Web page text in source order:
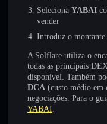
Seleciona YABAI
vender
Introduz o
A Solflare utiliza o
todas as principais
disponível. Também
DCA (custo médio em
negociações. Para o
YABAI.